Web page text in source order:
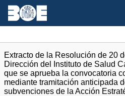
Extracto de la Resolución de 20
Dirección del Instituto de Salud
que se aprueba la convocatoria
mediante tramitación anticipada
subvenciones de la Acción